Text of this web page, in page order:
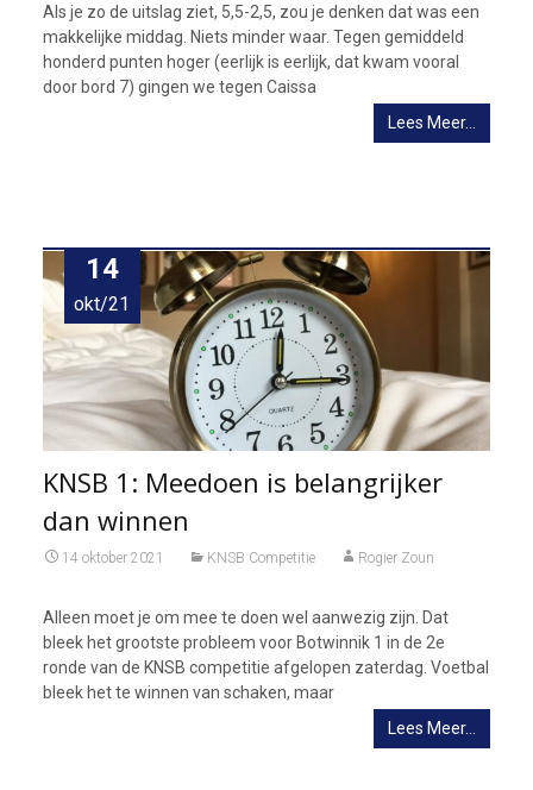
Als je zo de uitslag ziet, 5,5-2,5, zou je denken dat was een
makkelijke middag. Niets minder waar. Tegen gemiddeld
honderd punten hoger (eerlijk is eerlijk, dat kwam vooral
door bord 7) gingen we tegen Caissa
Lees Meer…
14
okt/21
KNSB 1: Meedoen is belangrijker
dan winnen
14 oktober 2021 KNSB Competitie Rogier Zoun
Alleen moet je om mee te doen wel aanwezig zijn. Dat
bleek het grootste probleem voor Botwinnik 1 in de 2e
ronde van de KNSB competitie afgelopen zaterdag. Voetbal
bleek het te winnen van schaken, maar
Lees Meer…